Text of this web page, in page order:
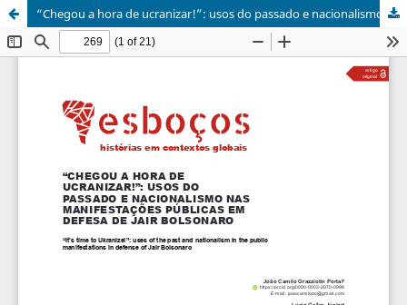
“Chegou a hora de ucranizar!”: usos do passado e nacionalismo nas manifestações públicas em defesa de Jair Bolsonaro